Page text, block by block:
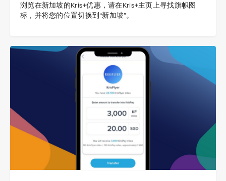
浏览在新加坡的Kris+优惠，请在Kris+主页上寻找旗帜图
标，并将您的位置切换到“新加坡”。